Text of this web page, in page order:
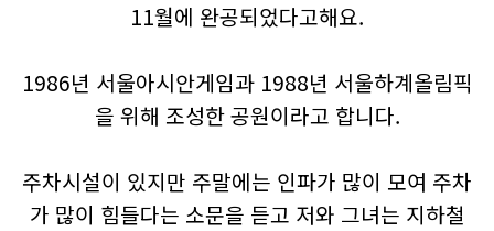
11월에 완공되었다고해요.
1986년 서울아시안게임과 1988년 서울하계올림픽
을 위해 조성한 공원이라고 합니다.
주차시설이 있지만 주말에는 인파가 많이 모여 주차
가 많이 힘들다는 소문을 듣고 저와 그녀는 지하철